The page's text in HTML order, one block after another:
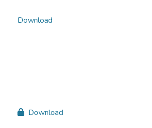
Download
Download